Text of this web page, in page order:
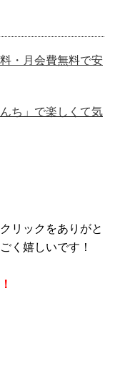
・月会費無料で安
ち」で楽しくて気
リックをありがと
く嬉しいです！